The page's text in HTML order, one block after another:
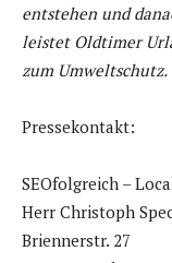
entstehen und
leistet Oldtimer
zum Umweltschutz.
Pressekontakt:
SEOfolgreich –
Herr Christoph
Briennerstr. 27